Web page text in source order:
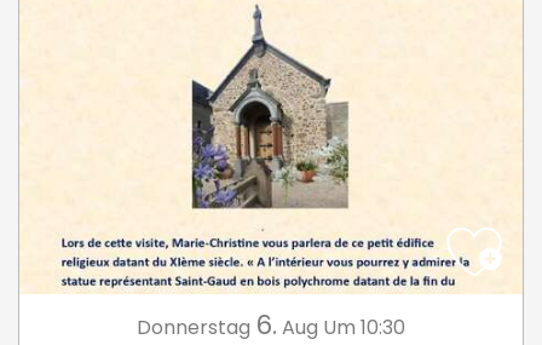
Donnerstag 6. Aug Um 10:30